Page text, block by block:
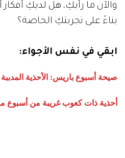
والآن ما رأيكِ، هل لديكِ أفكار
بناءً على تجربتكِ الخاصة؟
ابقي في نفس الأجواء:
صيحة أسبوع باريس: الأحذية
أحذية ذات كعوب غريبة من أسبوع